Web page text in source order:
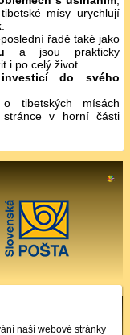
mísy urychlují
.
řadě také jako
a jsou prakticky
i po celý život.
investicí do svého
tibetských mísách
stránce v horní části
naší webové stránky